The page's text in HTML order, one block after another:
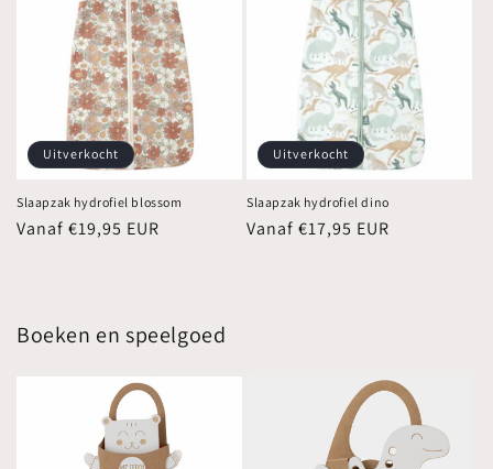
Uitverkocht
Slaapzak hydrofiel blossom
Normale
Vanaf €19,95 EUR
Uitverkocht
Slaapzak hydrofiel dino
Normale
Vanaf €17,95 EUR
Boeken en speelgoed